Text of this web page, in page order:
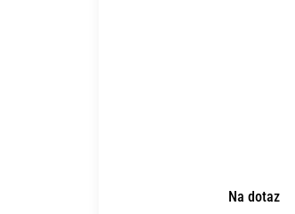
Na dotaz